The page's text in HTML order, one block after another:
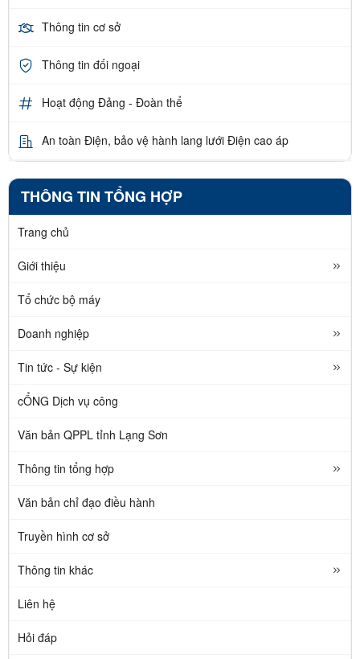
Thông tin cơ sở
Thông tin đối ngoại
Hoạt động Đảng - Đoàn thể
An toàn Điện, bảo vệ hành lang lưới Điện cao áp
THÔNG TIN TỔNG HỢP
Trang chủ
Giới thiệu
Tổ chức bộ máy
Doanh nghiệp
Tin tức - Sự kiện
cỔNG Dịch vụ công
Văn bản QPPL tỉnh Lạng Sơn
Thông tin tổng hợp
Văn bản chỉ đạo điều hành
Truyền hình cơ sở
Thông tin khác
Liên hệ
Hỏi đáp